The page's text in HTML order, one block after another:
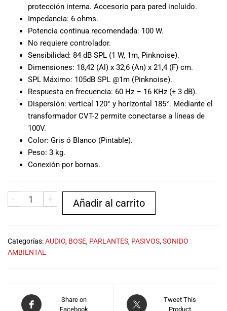
de
de viento,
teclados y
accesorios
para satisfacer
todas las
necesidades
musicales.
Nuestro equipo
de expertos en
aquí para
instrumento o
audio
adecuado para
ti, y ofrecerte el
al cliente
competitivos y
promociones
protección interna. Accesorio para pared incluido.
Impedancia: 6 ohms.
Potencia continua recomendada: 100 W.
No requiere controlador.
Sensibilidad: 84 dB SPL (1 W, 1m, Pinknoise).
Dimensiones: 18,42 (Al) x 32,6 (An) x 21,4 (F) cm.
SPL Máximo: 105dB SPL @1m (Pinknoise).
Respuesta en frecuencia: 60 Hz – 16 KHz (± 3 dB).
Dispersión: vertical 120° y horizontal 185°. Mediante el
transformador CVT-2 permite conectarse a líneas de
100V.
Color: Gris ó Blanco (Pintable).
Peso: 3 kg.
Conexión por bornas.
- + Añadir al carrito
Categorías:AUDIO, BOSE, PARLANTES, PASIVOS,SONIDO
AMBIENTAL
Share on
Facebook
Tweet This
Product